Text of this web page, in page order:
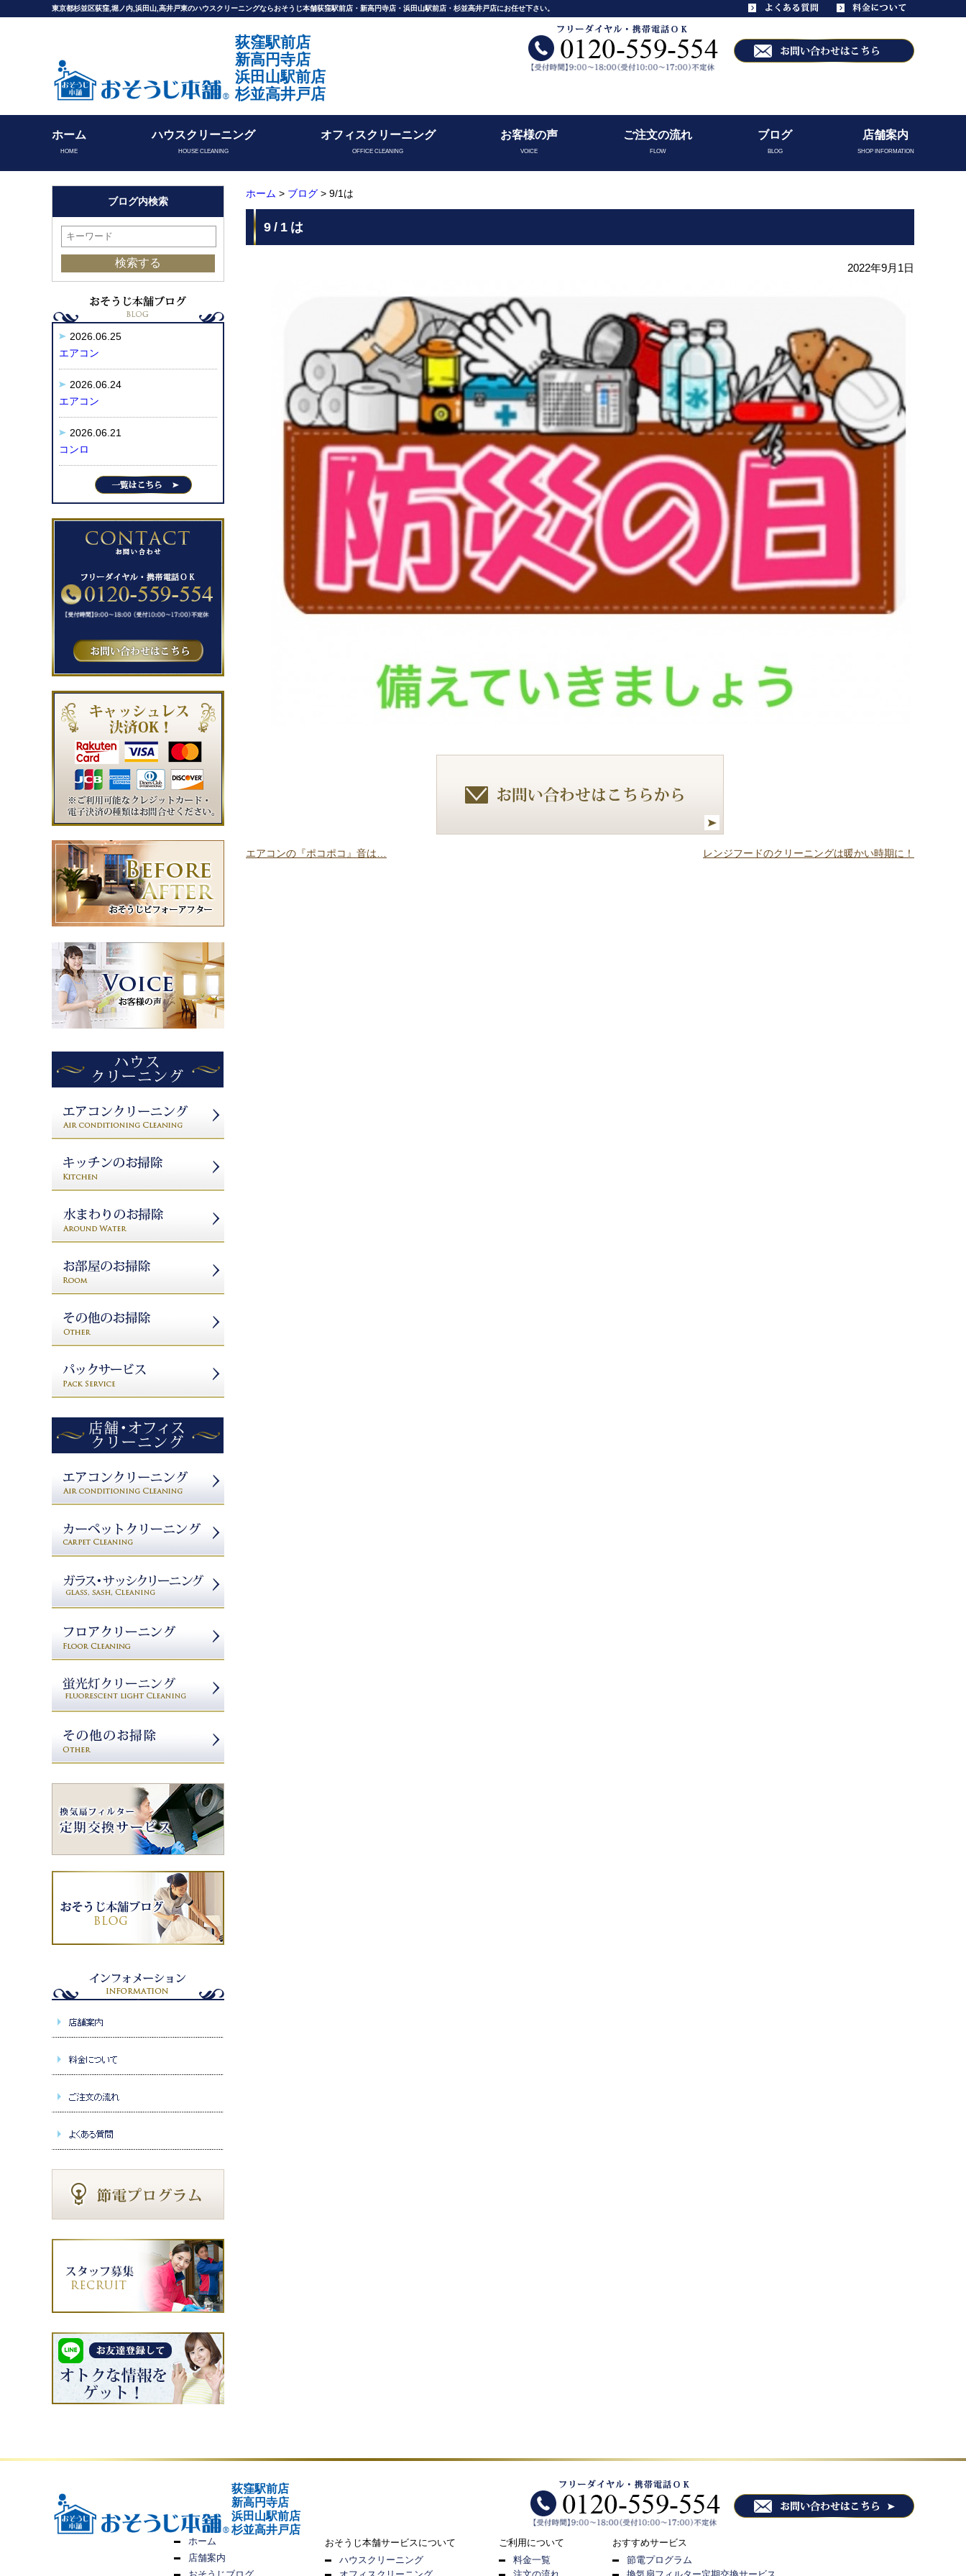
東京都杉並区荻窪,堀ノ内,浜田山,高井戸東のハウスクリーニングならおそうじ本舗荻窪駅前店・新高円寺店・浜田山駅前店・杉並高井戸店にお任せ下さい。
荻窪駅前店
新高円寺店
浜田山駅前店
杉並高井戸店
ホーム
HOME
ハウスクリーニング
HOUSE CLEANING
オフィスクリーニング
OFFICE CLEANING
お客様の声
VOICE
ご注文の流れ
FLOW
ブログ
BLOG
店舗案内
SHOP INFORMATION
ホーム > ブログ > 9/1は
9/1は
2022年9月1日
エアコンの『ポコポコ』音は… レンジフードのクリーニングは暖かい時期に！
ブログ内検索
2026.06.25
エアコン
2026.06.24
エアコン
2026.06.21
コンロ
荻窪駅前店
新高円寺店
浜田山駅前店
杉並高井戸店
ホーム
店舗案内
おそうじ本舗サービスについて
ハウスクリーニング
ご利用について
料金一覧
おすすめサービス
節電プログラム